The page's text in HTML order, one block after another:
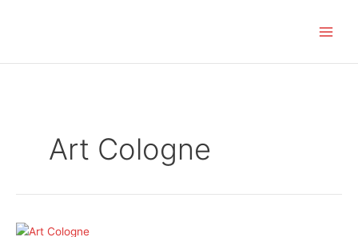
Art Cologne